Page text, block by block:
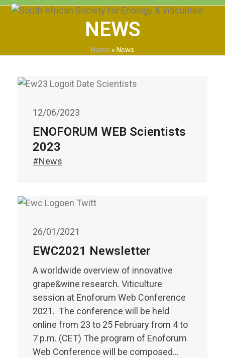
SkipOpen
Close
NEWS
Home » News
12/06/2023
ENOFORUM WEB Scientists
2023
#News
26/01/2021
EWC2021 Newsletter
A worldwide overview of innovative
grape&wine research. Viticulture
session at Enoforum Web Conference
2021. The conference will be held
online from 23 to 25 February from 4 to
7 p.m. (CET) The program of Enoforum
Web Conference will be composed…